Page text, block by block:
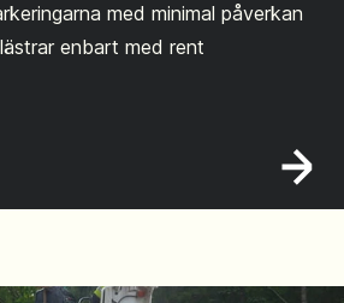
med minimal påverkan
enbart med rent